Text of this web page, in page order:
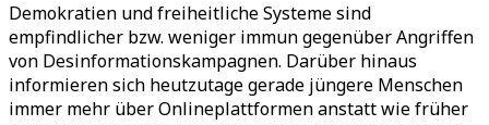
Demokratien und freiheitliche Systeme sind
empfindlicher bzw. weniger immun gegenüber Angriffen
von Desinformationskampagnen. Darüber hinaus
informieren sich heutzutage gerade jüngere Menschen
immer mehr über Onlineplattformen anstatt wie früher